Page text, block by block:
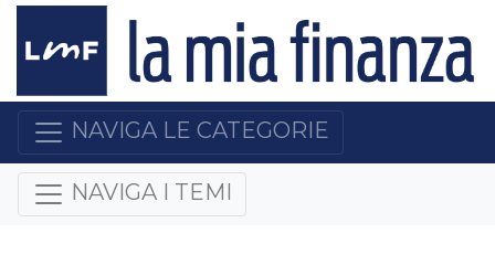
NAVIGA LE CATEGORIE
NAVIGA I TEMI